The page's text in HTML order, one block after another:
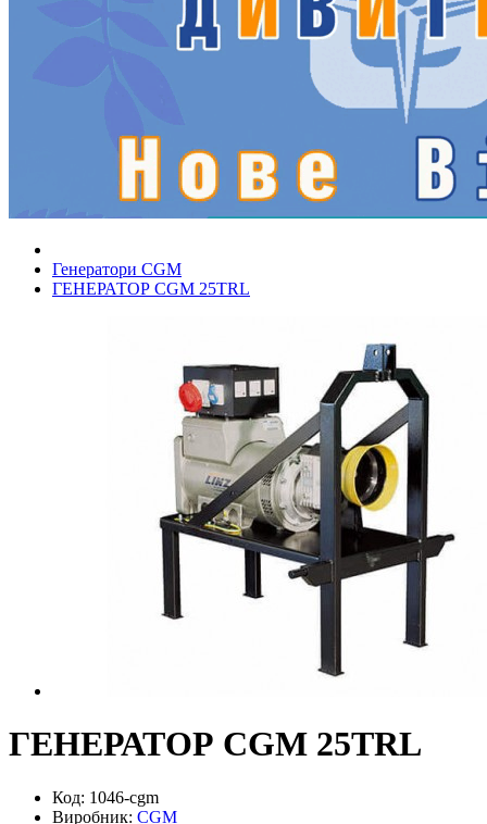
Генератори CGM
ГЕНЕРАТОР CGM 25TRL
ГЕНЕРАТОР CGM 25TRL
Код: 1046-cgm
Виробник: CGM